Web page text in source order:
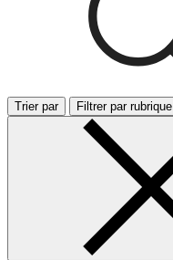
Trier par Filtrer par rubrique